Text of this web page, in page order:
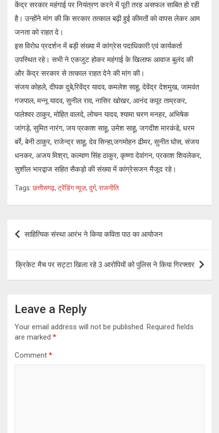
केंद्र सरकार महंगाई पर नियंत्रण करने में पूरी तरह असफल साबित हो रही
है। उन्होंने मांग की कि सरकार तत्काल बढ़ी हुई कीमतों को वापस लेकर आम
जनता को राहत दे।
इस विरोध प्रदर्शन में बड़ी संख्या में कांग्रेस पदाधिकारी एवं कार्यकर्ता
उपस्थित रहे। सभी ने एकजुट होकर महंगाई के खिलाफ आवाज बुलंद की
और केंद्र सरकार से तत्काल राहत देने की मांग की।
संजय कोहले, दीपक दुबे,रिवेंद्र यादव, कमलेश साहू, देवेंद्र देशमुख, जामवंत
गजपाल, मन्नू यादव, सुनील राव, नासिर खोखर, आनंद कपूर ताम्रकर,
पालेश्वर ठाकुर, मोहित वालदे, लोचन यादव, श्यामा चरण मनहर, अभिषेक
जांगड़े, सुमित नारंग, जय प्रकाश साहू, उमेश साहू, जगदीश मारकंडे, धरम
बर्रे, बेनी ठाकुर, राजेन्द्र साहू, देव सिन्हा,जगमोहन ढीमर, सुनीत घोस, संजय
धनकर, अजय मिश्रा, कल्याण सिंह ठाकुर, कृष्णा देवांगन, प्रकाश शिवलेकर,
सुशील भारद्वाज सहित सैकड़ो की संख्या में कांग्रेसजन मैजूद रहे।
Tags: छत्तीसगढ़, ट्रेंडिंग न्यूज़, दुर्ग, राजनीति
Post
navigation
साहित्यिक संस्था आरंभ ने किया कविता पाठ का आयोजन
क्रिकेट मैच पर सट्टा खिला रहे 3 आरोपियों को पुलिस ने किया गिरफ्तार
Leave a Reply
Your email address will not be published. Required fields
are marked *
Comment *